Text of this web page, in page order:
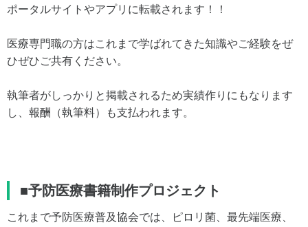
ポータルサイトやアプリに転載されます！！
医療専門職の方はこれまで学ばれてきた知識やご経験をぜ
ひぜひご共有ください。
執筆者がしっかりと掲載されるため実績作りにもなります
し、報酬（執筆料）も支払われます。
■予防医療書籍制作プロジェクト
これまで予防医療普及協会では、ピロリ菌、最先端医療、